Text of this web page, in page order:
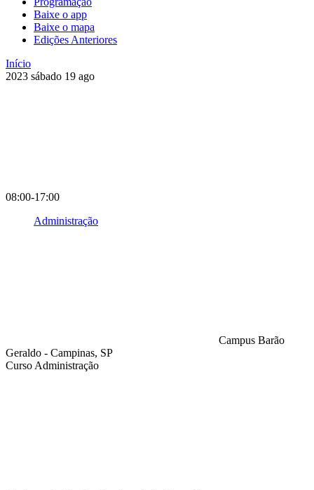
Baixe o app
Baixe o mapa
Edições Anteriores
Início
2023 sábado 19 ago
08:00-17:00
Administração
Campus Barão
Geraldo - Campinas, SP
Curso Administração